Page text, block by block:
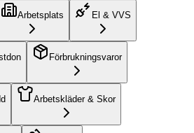
Arbetsplats El & VVS
Förbrukningsvaror
Arbetskläder & Skor